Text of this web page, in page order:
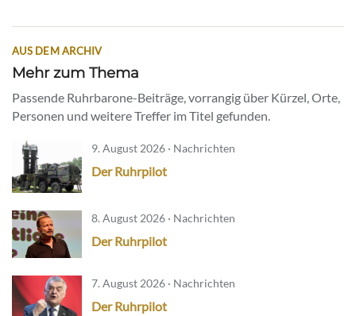
AUS DEM ARCHIV
Mehr zum Thema
Passende Ruhrbarone-Beiträge, vorrangig über Kürzel, Orte,
Personen und weitere Treffer im Titel gefunden.
9. August 2026 · Nachrichten
Der Ruhrpilot
8. August 2026 · Nachrichten
Der Ruhrpilot
7. August 2026 · Nachrichten
Der Ruhrpilot